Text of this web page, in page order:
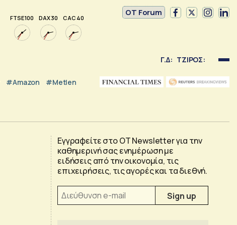
FTSE 100 DAX 30 CAC 40
OT Forum
Γ.Δ: ΤΖΙΡΟΣ:
#Amazon #Metlen
Εγγραφείτε στο OT Newsletter για την
καθημερινή σας ενημέρωση με
ειδήσεις από την οικονομία, τις
επιχειρήσεις, τις αγορές και τα διεθνή.